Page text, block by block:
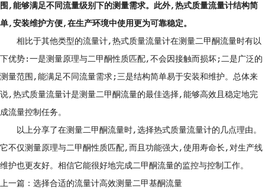
围,能够满足不同流量级别下的测量需求。此外,热式质量流量计结构简
单,安装维护方便,在生产环境中使用更为可靠稳定。
相比于其他类型的流量计,热式质量流量计在测量二甲酮流量时有以
下优势:一是测量原理与二甲酮性质匹配,不会因接触而损坏;二是广泛的
测量范围,能满足不同流量需求;三是结构简单易于安装和维护。总体来
说,热式质量流量计是测量二甲酮流量的最佳选择,能够高效且稳定地完
成流量控制任务。
以上分享了在测量二甲酮流量时,选择热式质量流量计的几点理由。
它不仅测量原理与二甲酮性质匹配,而且功能强大,使用寿命长,对生产线
维护也更友好。相信它能很好地完成二甲酮流量的监控与控制工作。
上一篇： 选择合适的流量计高效测量二甲基酮流量